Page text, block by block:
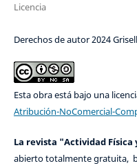
Licencia
Derechos de autor 2024
Esta obra está bajo una
Atribución-NoComercial-
La revista "Actividad Física
abierto totalmente gratuita,